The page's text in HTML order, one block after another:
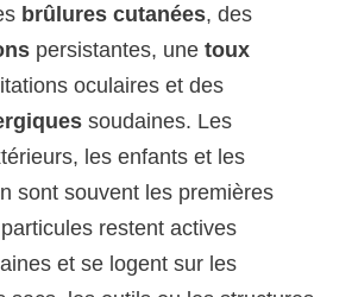
brûlures cutanées, des
persistantes, unetoux
oculaires et des
soudaines. Les
les enfants et les
sont souvent les premières
restent actives
et se logent sur les